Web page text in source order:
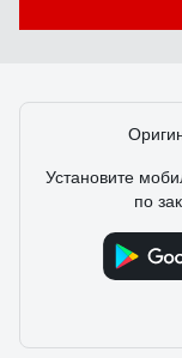
Установите
по